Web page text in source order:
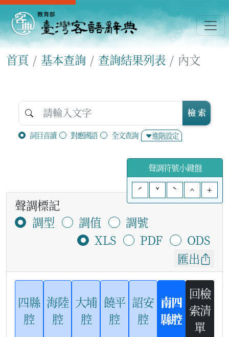
首頁 基本查詢 查詢結果列表 內文
詞目音讀 對應國語 全文查詢 進階設定
檢 索
聲調符號小鍵盤
ˊ
ˇ ˋ ^ +
聲調標記
調型
調值
調號
XLS
PDF
ODS
匯出
四縣
腔
海陸
腔
大埔
腔
饒平
腔
詔安
腔
南四
縣腔
回檢
索清
單